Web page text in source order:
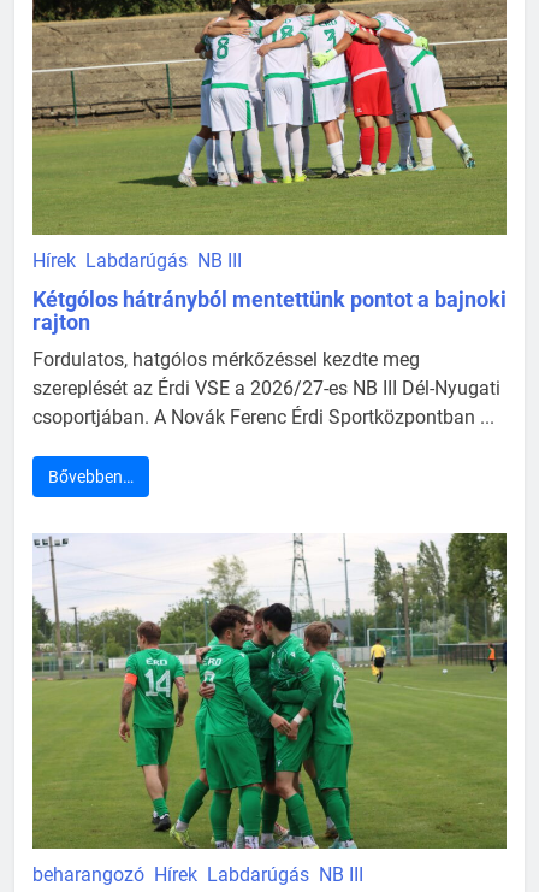
Hírek Labdarúgás NB III
Kétgólos hátrányból mentettünk pontot a bajnoki
rajton
Fordulatos, hatgólos mérkőzéssel kezdte meg
szereplését az Érdi VSE a 2026/27-es NB III Dél-Nyugati
csoportjában. A Novák Ferenc Érdi Sportközpontban ...
Bővebben…
beharangozó Hírek Labdarúgás NB III